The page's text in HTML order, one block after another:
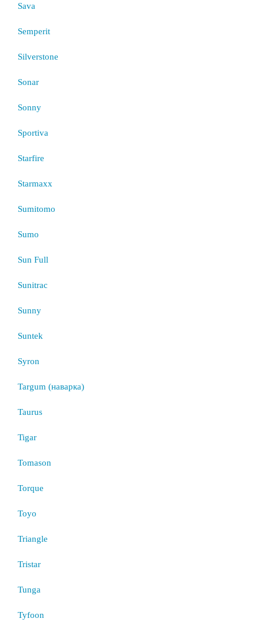
Sava
Semperit
Silverstone
Sonar
Sonny
Sportiva
Starfire
Starmaxx
Sumitomo
Sumo
Sun Full
Sunitrac
Sunny
Suntek
Syron
Targum (наварка)
Taurus
Tigar
Tomason
Torque
Toyo
Triangle
Tristar
Tunga
Tyfoon